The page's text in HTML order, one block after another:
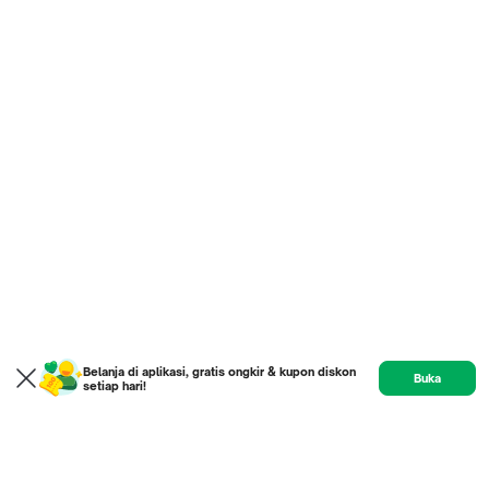
Belanja di aplikasi, gratis ongkir & kupon diskon
setiap hari!
Buka